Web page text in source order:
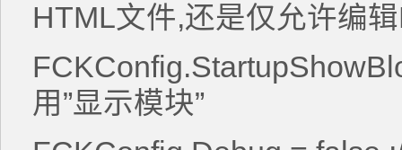
HTML文件,还是仅允许编
用”显示模块”